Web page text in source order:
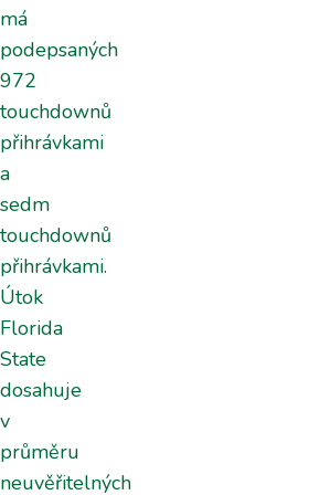
má
podepsaných
972
touchdownů
přihrávkami
a
sedm
touchdownů
přihrávkami.
Útok
Florida
State
dosahuje
v
průměru
neuvěřitelných